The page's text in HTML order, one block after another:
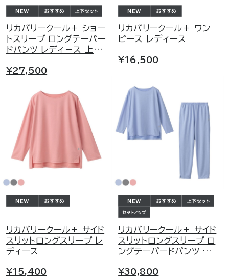
リカバリークール＋ ショー
トスリーブ ロングテーパー
ドパンツ レディ－ス 上下
¥27,500
リカバリークール＋ ワン
ピース レディース
¥16,500
リカバリークール＋ サイド
スリットロングスリーブ レ
ディース
¥15,400
リカバリークール＋ サイド
スリットロングスリーブ ロ
ングテーパードパンツ レ
¥30,800